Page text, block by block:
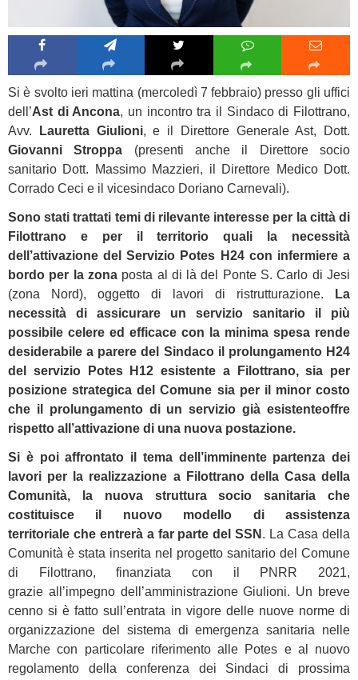
Si è svolto ieri mattina (mercoledì 7 febbraio) presso gli uffici
dell’Ast di Ancona, un incontro tra il Sindaco di Filottrano,
Avv.
Lauretta Giulioni, e il Direttore Generale Ast, Dott.
Giovanni Stroppa (presenti anche il Direttore socio
sanitario Dott. Massimo Mazzieri, il Direttore Medico Dott.
Corrado Ceci e il vicesindaco Doriano Carnevali).
Sono stati trattati temi di rilevante interesse per la città di
Filottrano e per il territorio quali la necessità
dell’attivazione del Servizio Potes H24 con infermiere a
bordo per la zonaposta al di là del Ponte S. Carlo di Jesi
(zona Nord), oggetto di lavori di ristrutturazione.
La
necessità di assicurare un servizio sanitario il più
possibile celere ed efficace con la minima spesa rende
desiderabile a parere del Sindaco il prolungamento H24
del servizio Potes H12 esistente a Filottrano, sia per
posizione strategica del Comune sia per il minor costo
che il prolungamento di un servizio già esistenteoffre
rispetto all’attivazione di una nuova postazione.
Si è poi affrontato il tema dell’imminente partenza dei
lavori per la realizzazione a Filottrano della Casa della
Comunità, la nuova struttura socio sanitaria che
costituisce il nuovo modello di assistenza
territoriale che entrerà a far parte del SSN . La Casa della
Comunità è stata inserita nel progetto sanitario del Comune
di Filottrano, finanziata con il PNRR 2021,
grazie all’impegno dell’amministrazione Giulioni. Un breve
cenno si è fatto sull’entrata in vigore delle nuove norme di
organizzazione del sistema di emergenza sanitaria nelle
Marche con particolare riferimento alle Potes e al nuovo
regolamento della conferenza dei Sindaci di prossima